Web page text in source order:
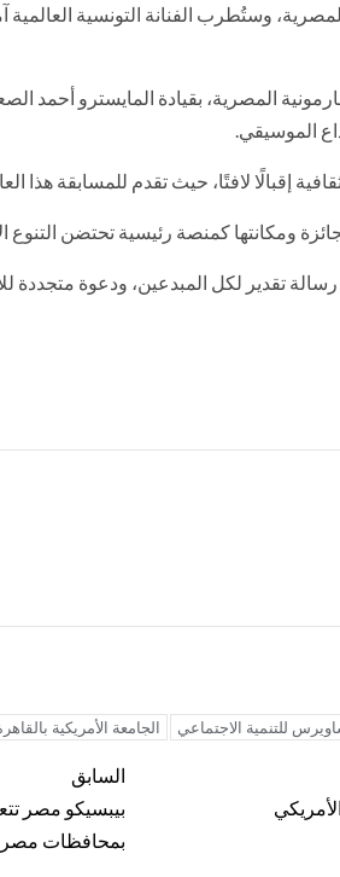
وستُطرب الفنانة التونسية العالمية
المصرية، بقيادة المايسترو
الموسيقي.
إقبالًا لافتًا، حيث تقدم للمسابقة هذا
ومكانتها كمنصة رئيسية تحتضن التنوع
تقدير لكل المبدعين، ودعوة متجددة
للتنمية الاجتماعي الجامعة الأمريكية
السابق
بيبسيكو مصر
بمحافظات مصر